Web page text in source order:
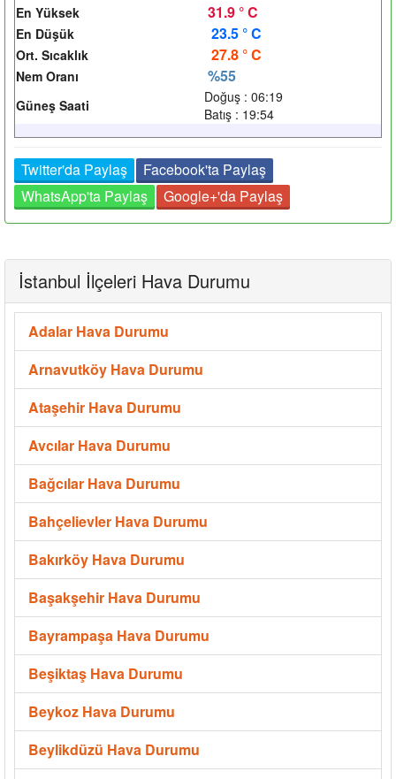
En Yüksek 31.9 ° C
En Düşük 23.5 ° C
Ort. Sıcaklık 27.8 ° C
Nem Oranı %55
Güneş Saati
Doğuş : 06:19
Batış : 19:54
Twitter'da Paylaş
Facebook'ta Paylaş
WhatsApp'ta Paylaş
Google+'da Paylaş
İstanbul İlçeleri Hava Durumu
Adalar Hava Durumu
Arnavutköy Hava Durumu
Ataşehir Hava Durumu
Avcılar Hava Durumu
Bağcılar Hava Durumu
Bahçelievler Hava Durumu
Bakırköy Hava Durumu
Başakşehir Hava Durumu
Bayrampaşa Hava Durumu
Beşiktaş Hava Durumu
Beykoz Hava Durumu
Beylikdüzü Hava Durumu